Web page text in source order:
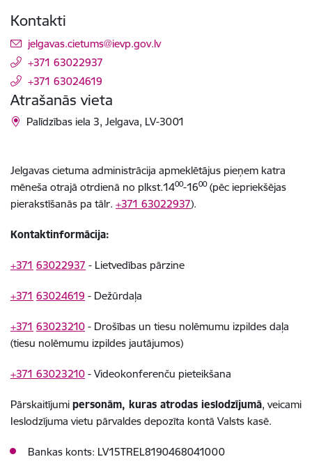
Kontakti
E-pasts:
jelgavas.cietums@ievp.gov.lv
+371 63022937
+371 63024619
Atrašanās vieta
Palīdzības iela 3, Jelgava, LV-3001
Jelgavas cietuma administrācija apmeklētājus pieņem katra
mēneša otrajā otrdienā no plkst.1400-1600(pēc iepriekšējas
pierakstīšanās pa tālr. +371 63022937).
Kontaktinformācija:
+371 63022937 - Lietvedības pārzine
+371 63024619 - Dežūrdaļa
+371 63023210 - Drošības un tiesu nolēmumu izpildes daļa
(tiesu nolēmumu izpildes jautājumos)
+371 63023210 - Videokonferenču pieteikšana
Pārskaitījumi personām, kuras atrodas ieslodzījumā, veicami
Ieslodzījuma vietu pārvaldes depozīta kontā Valsts kasē.
Bankas konts: LV15TREL8190468041000